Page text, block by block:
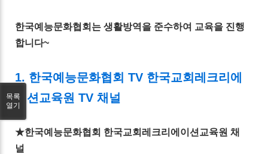
한국예능문화협회는 생활방역을 준수하여 교육을 진행
합니다~
1. 한국예능문화협회 TV 한국교회레크리에
이션교육원 TV 채널
★한국예능문화협회 한국교회레크리에이션교육원 채
널
목록
열기